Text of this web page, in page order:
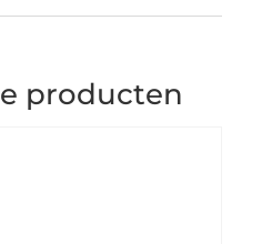
producten